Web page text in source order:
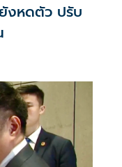
งหดตัว ปรับ